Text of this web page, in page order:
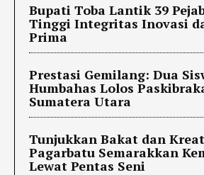
Bupati Toba Lantik 39
Tinggi Integritas Inovasi
Prima
Prestasi Gemilang: Dua
Humbahas Lolos
Sumatera Utara
Tunjukkan Bakat dan
Pagarbatu Semarakkan
Lewat Pentas Seni